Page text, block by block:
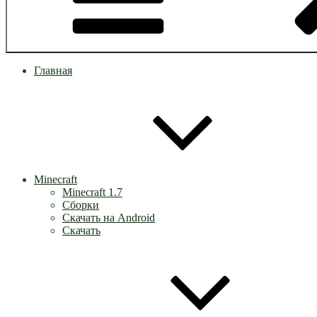
Главная
Minecraft
Minecraft 1.7
Сборки
Скачать на Android
Скачать